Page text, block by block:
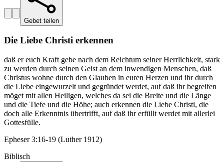
Gebet teilen
Die Liebe Christi erkennen
daß er euch Kraft gebe nach dem Reichtum seiner Herrlichkeit, stark
zu werden durch seinen Geist an dem inwendigen Menschen, daß
Christus wohne durch den Glauben in euren Herzen und ihr durch
die Liebe eingewurzelt und gegründet werdet, auf daß ihr begreifen
möget mit allen Heiligen, welches da sei die Breite und die Länge
und die Tiefe und die Höhe; auch erkennen die Liebe Christi, die
doch alle Erkenntnis übertrifft, auf daß ihr erfüllt werdet mit allerlei
Gottesfülle.
Epheser 3:16-19 (Luther 1912)
Biblisch